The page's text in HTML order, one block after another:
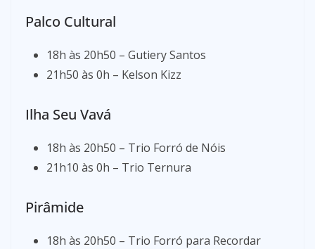
Palco Cultural
18h às 20h50 – Gutiery Santos
21h50 às 0h – Kelson Kizz
Ilha Seu Vavá
18h às 20h50 – Trio Forró de Nóis
21h10 às 0h – Trio Ternura
Pirâmide
18h às 20h50 – Trio Forró para Recordar